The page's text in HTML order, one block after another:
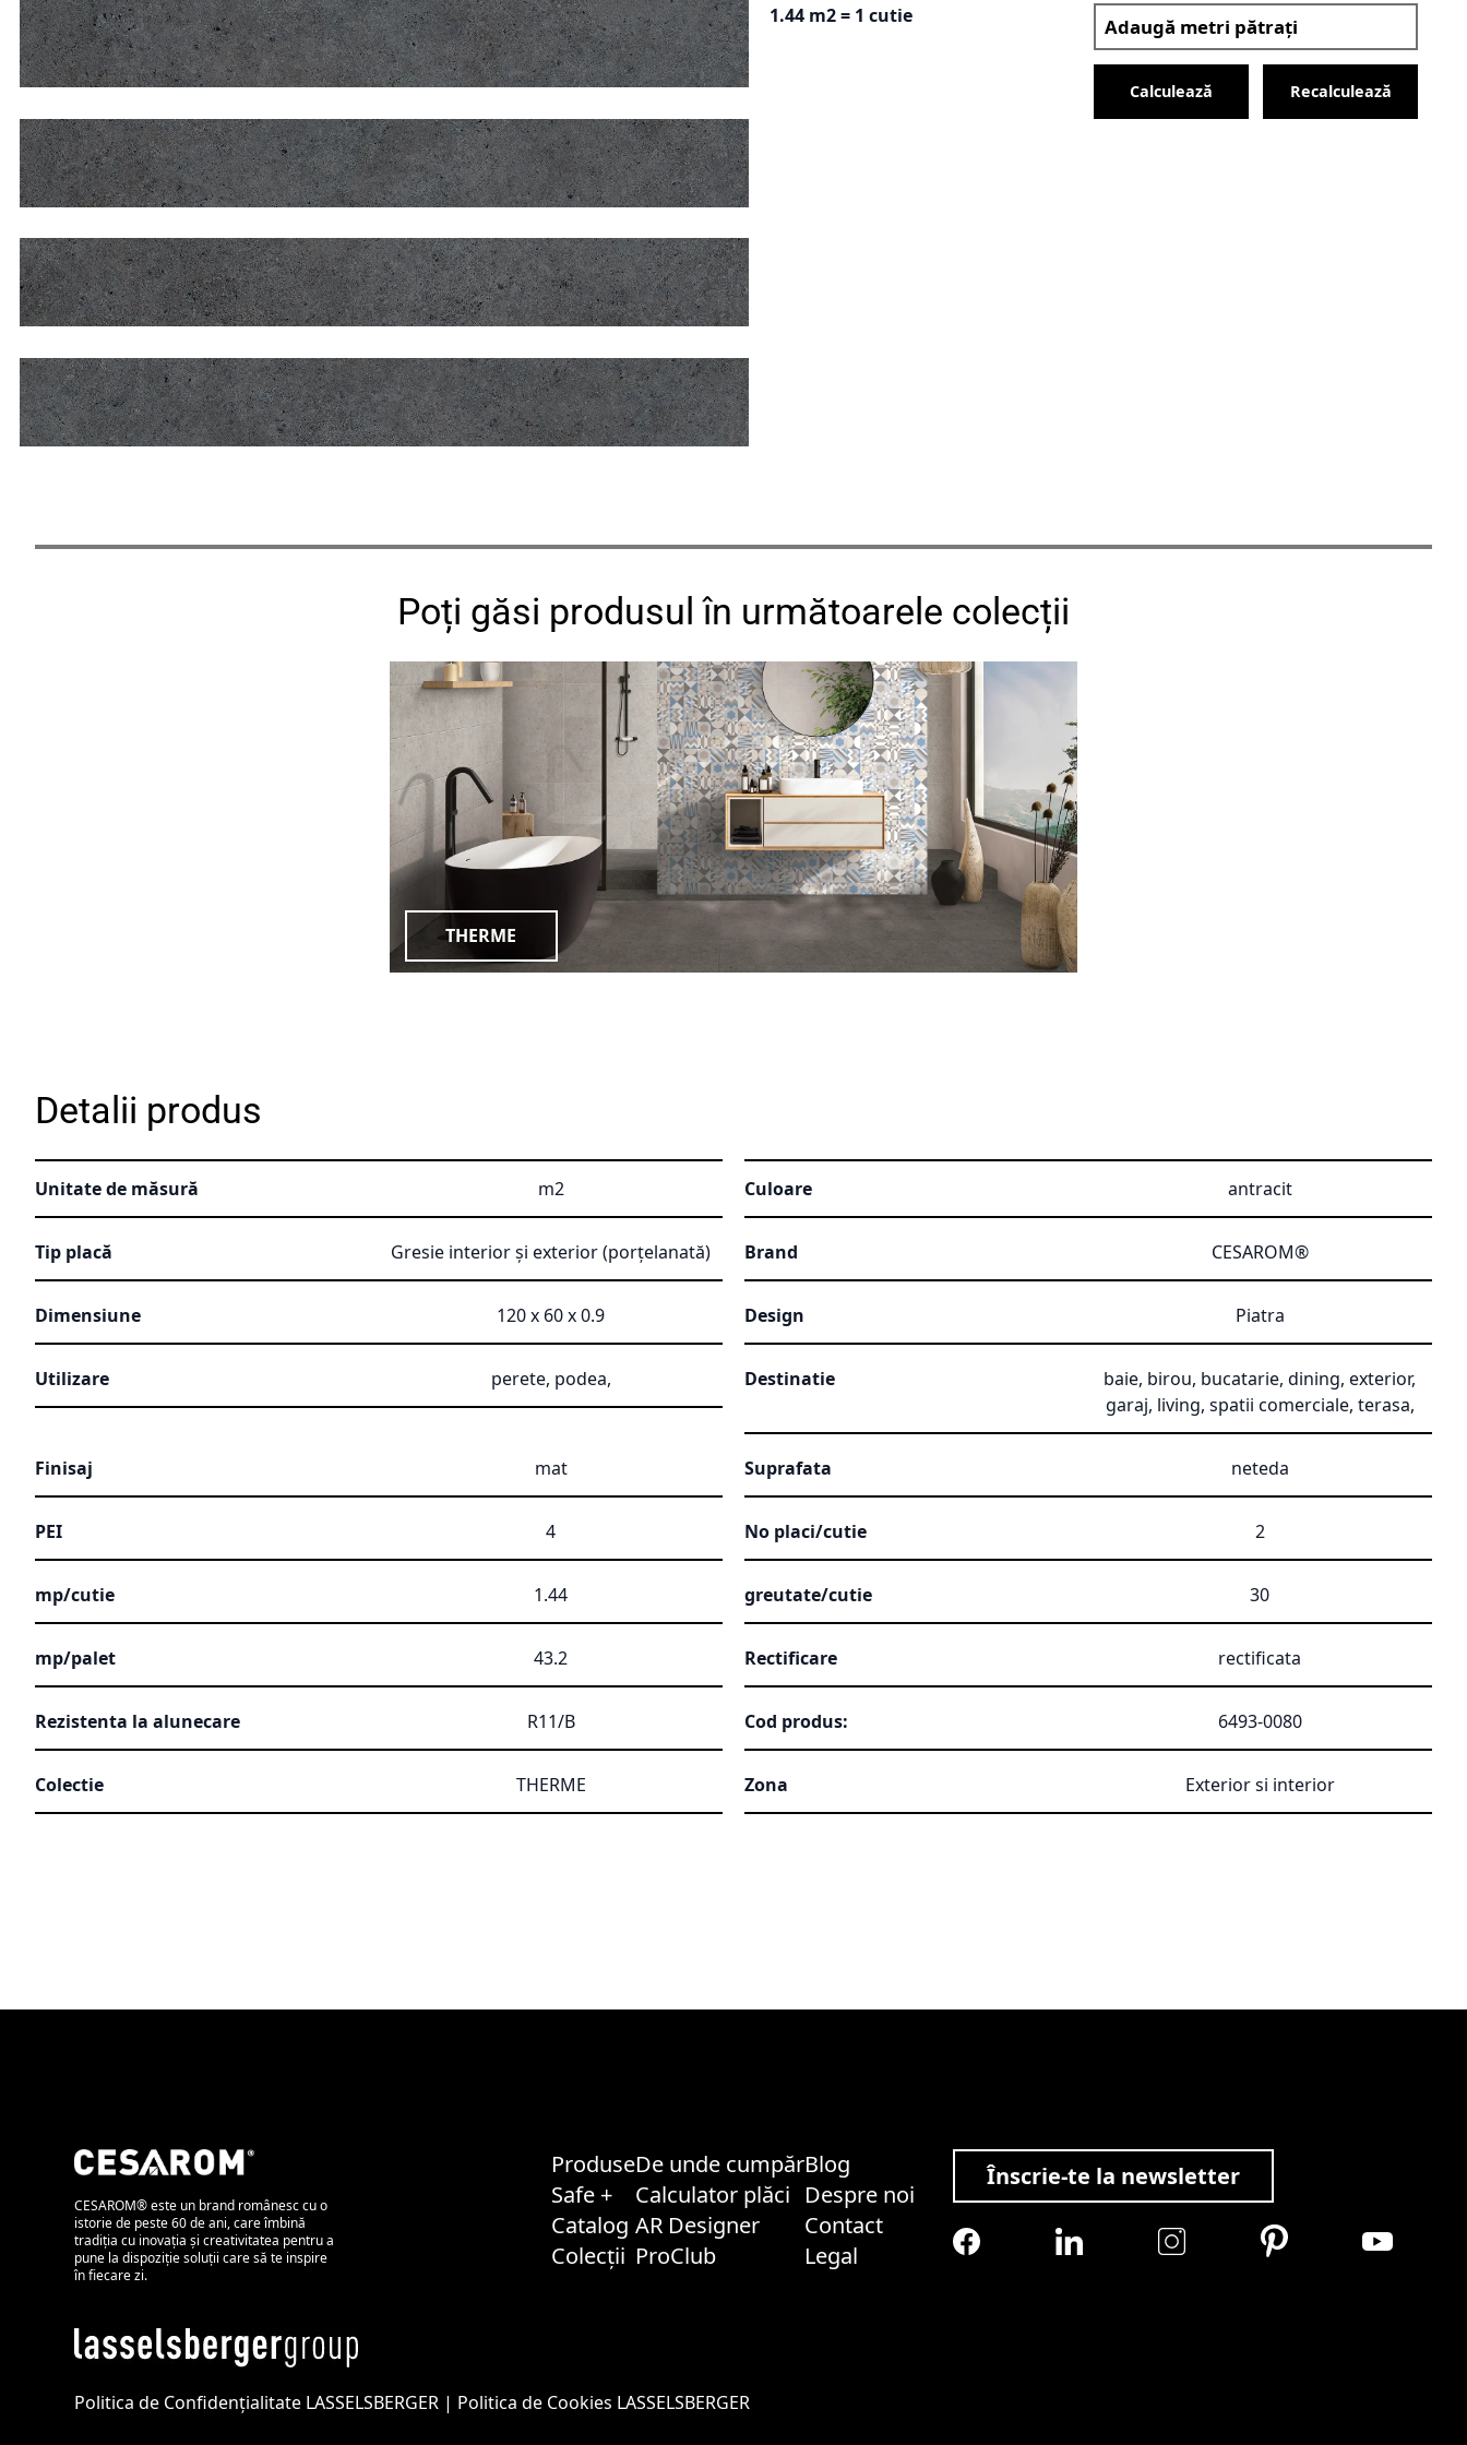
1.44 m2 = 1 cutie
Calculează Recalculează
Poți găsi produsul în următoarele colecții
THERME
Detalii produs
Unitate de măsură m2 Culoare antracit
Tip placă Gresie interior și exterior (porțelanată) Brand CESAROM®
Dimensiune 120 x 60 x 0.9 Design Piatra
Utilizare perete, podea, Destinatie
baie, birou, bucatarie, dining, exterior,
garaj, living, spatii comerciale, terasa,
Finisaj mat Suprafata neteda
PEI 4 No placi/cutie 2
mp/cutie 1.44 greutate/cutie 30
mp/palet 43.2 Rectificare rectificata
Rezistenta la alunecare R11/B Cod produs: 6493-0080
Colectie THERME Zona Exterior si interior
CESAROM® este un brand românesc cu o
istorie de peste 60 de ani, care îmbină
tradiția cu inovația și creativitatea pentru a
pune la dispoziție soluții care să te inspire
în fiecare zi.
Produse
Safe +
Catalog
Colecții
De unde cumpăr
Calculator plăci
AR Designer
ProClub
Blog
Despre noi
Contact
Legal
Înscrie-te la newsletter
Politica de Confidențialitate LASSELSBERGER | Politica de Cookies LASSELSBERGER